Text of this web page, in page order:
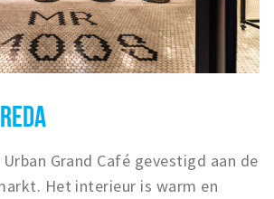
Grand Café gevestigd aan de
Het interieur is warm en